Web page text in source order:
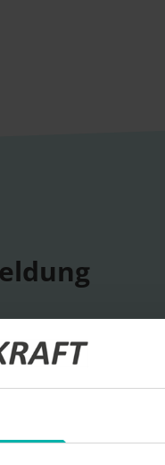
Termine
und